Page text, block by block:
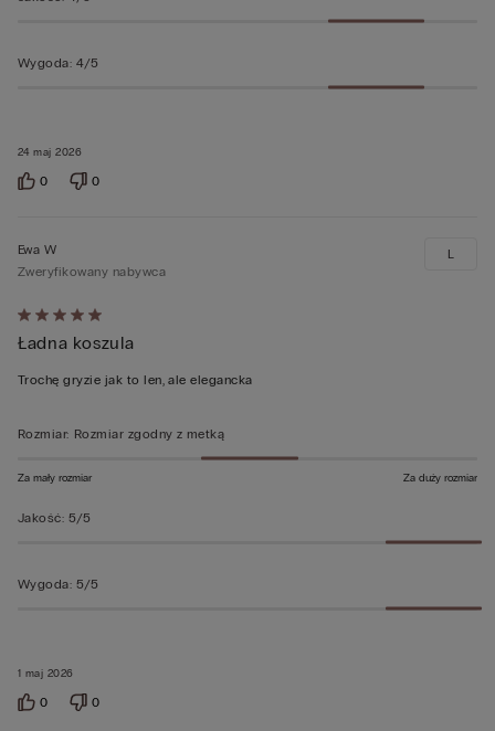
24 maj 2026
Wygoda: 4/5
0 0
Ocena
5
z
1 maj 2026
Ewa W
Zweryfikowany nabywca
Ładna koszula
Trochę gryzie jak to len, ale elegancka
L
Rozmiar: Rozmiar zgodny z metką
Za mały rozmiar Za duży rozmiar
Jakość: 5/5
Wygoda: 5/5
0 0